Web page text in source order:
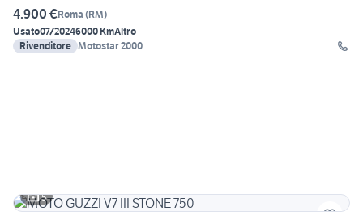
4.900 €Roma (RM)
Usato07/20246000 KmAltro
Rivenditore Motostar 2000
5